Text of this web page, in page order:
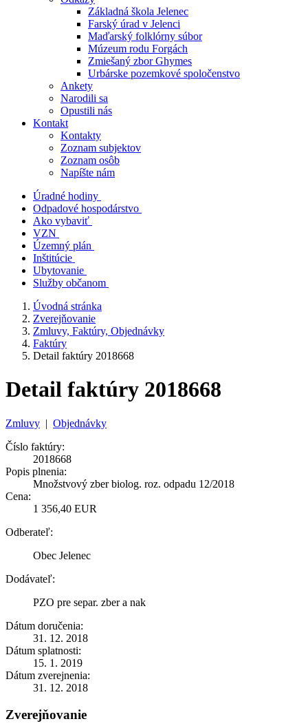
Základná škola Jelenec
Farský úrad v Jelenci
Maďarský folklórny súbor
Múzeum rodu Forgách
Zmiešaný zbor Ghymes
Urbárske pozemkové spoločenstvo
Ankety
Narodili sa
Opustili nás
Kontakt
Kontakty
Zoznam subjektov
Zoznam osôb
Napíšte nám
Úradné hodiny
Odpadové hospodárstvo
Ako vybaviť
VZN
Územný plán
Inštitúcie
Ubytovanie
Služby občanom
Úvodná stránka
Zverejňovanie
Zmluvy, Faktúry, Objednávky
Faktúry
Detail faktúry 2018668
Detail faktúry 2018668
Zmluvy | Objednávky
Číslo faktúry:
2018668
Popis plnenia:
Množstvový zber biolog. roz. odpadu 12/2018
Cena:
1 356,40 EUR
Odberateľ:
Obec Jelenec
Dodávateľ:
PZO pre separ. zber a nak
Dátum doručenia:
31. 12. 2018
Dátum splatnosti:
15. 1. 2019
Dátum zverejnenia:
31. 12. 2018
Zverejňovanie